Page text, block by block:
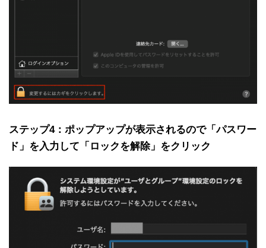
ステップ4：ポップアップが表示されるので「パスワー
ド」を入力して「ロックを解除」をクリック